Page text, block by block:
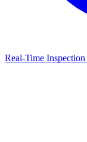
Real-Time Inspection